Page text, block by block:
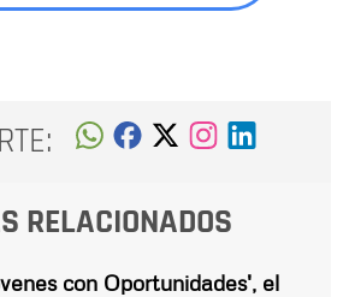
RELACIONADOS
con Oportunidades', el